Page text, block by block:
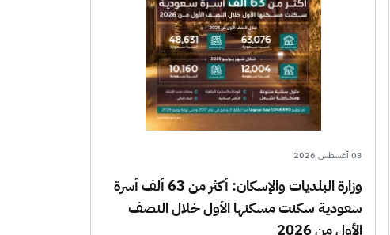
03 أغسطس 2026
وزارة البلديات والإسكان: أكثر من 63 ألف أسرة
سعودية سكنت مسكنها الأول خلال النصف
الأول من 2026